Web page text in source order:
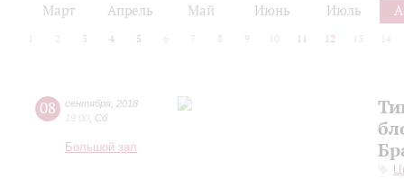
Март Апрель Май Июнь Июль
2 3 4 5 6 7 8 9 10 11 12 13 14
08 сентября 2018
19:00 Сб
Большой зал